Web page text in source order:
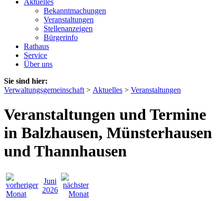
Aktuelles
Bekanntmachungen
Veranstaltungen
Stellenanzeigen
Bürgerinfo
Rathaus
Service
Über uns
Sie sind hier:
Verwaltungsgemeinschaft > Aktuelles > Veranstaltungen
Veranstaltungen und Termine
in Balzhausen, Münsterhausen
und Thannhausen
Juni
2026